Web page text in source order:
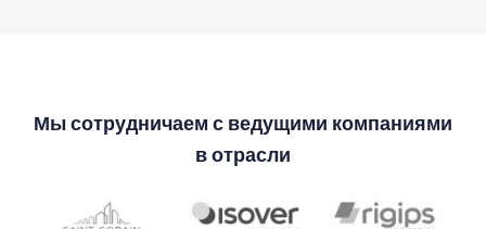
Мы сотрудничаем с ведущими компаниями
в отрасли